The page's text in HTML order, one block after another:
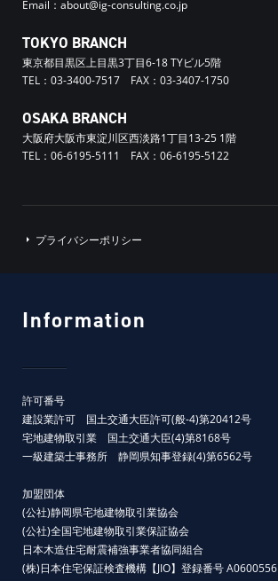
Email：about@ig-consulting.co.jp
TOKYO BRANCH
東京都目黒区上目黒3丁目6-18 TYビル5階
TEL：03-3400-7517 FAX：03-3407-1750
OSAKA BRANCH
大阪府大阪市東淀川区西淡路1丁目13-25 1階
TEL：06-6195-5111 FAX：06-6195-5122
プライバシーポリシー
Information
許可番号
建設業許可 国土交通大臣許可(般-4)第20412号
宅地建物取引業 国土交通大臣(4)第8168号
一級建築士事務所 静岡県知事登録(4)第6562号
加盟団体
(公社)静岡県宅地建物取引業協会
(公社)全国宅地建物取引業保証協会
日本木造住宅耐震補強事業者協同組合
(株)日本住宅保証検査機構【JIO】登録番号 A0600556